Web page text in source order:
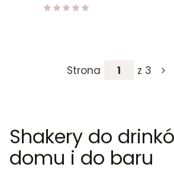
Strona z 3
Shakery do
domu i do baru